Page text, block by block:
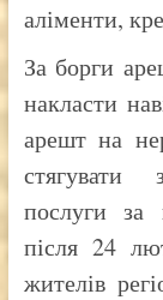
аліменти,
За борги
накласти
арешт на
стягувати
послуги за
після 24
жителів